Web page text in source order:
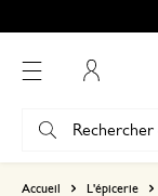
Accueil L'épicerie